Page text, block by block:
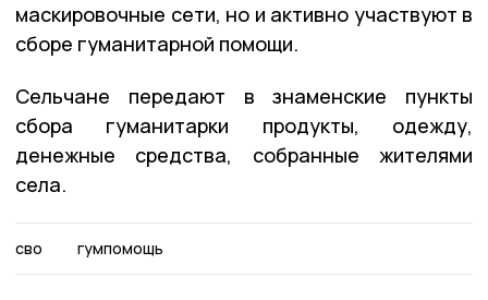
маскировочные сети, но и активно участвуют в
сборе гуманитарной помощи.
Сельчане передают в знаменские пункты
сбора гуманитарки продукты, одежду,
денежные средства, собранные жителями
села.
сво гумпомощь